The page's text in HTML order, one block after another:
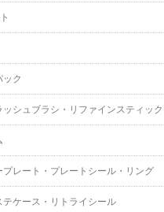
ック
ッシュブラシ・リファインスティック
プレート・プレートシール・リング
テケース・リトライシール